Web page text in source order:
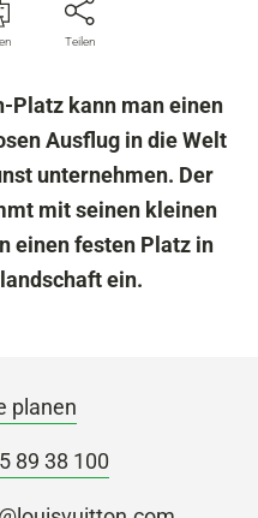
Teilen
kann man einen
Ausflug in die Welt
unternehmen. Der
mit seinen kleinen
einen festen Platz in
ein.
planen
89 38 100